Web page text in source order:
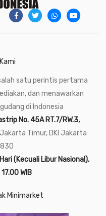
satu perintis pertama
dan menawarkan
di Indonesia
No. 45A RT.7/RW.3,
Jakarta Timur, DKI Jakarta
(Kecuali Libur Nasional),
WIB
Minimarket